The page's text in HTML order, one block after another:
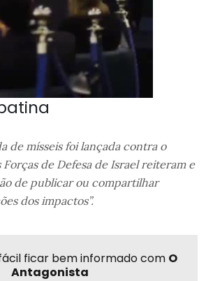
de mísseis foi lançada contra o
Forças de Defesa de Israel reiteram e
de publicar ou compartilhar
dos impactos”.
ficar bem informado com O
Antagonista